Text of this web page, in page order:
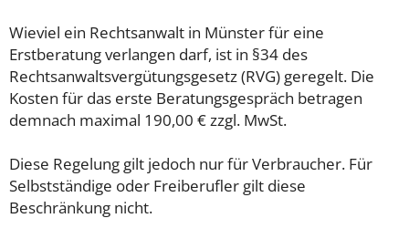
Wieviel ein Rechtsanwalt in Münster für eine
Erstberatung verlangen darf, ist in §34 des
Rechtsanwaltsvergütungsgesetz (RVG) geregelt. Die
Kosten für das erste Beratungsgespräch betragen
demnach maximal 190,00 € zzgl. MwSt.
Diese Regelung gilt jedoch nur für Verbraucher. Für
Selbstständige oder Freiberufler gilt diese
Beschränkung nicht.